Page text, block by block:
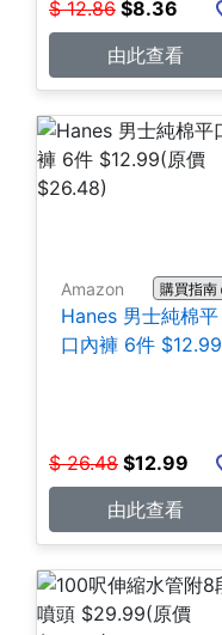
$ 12.86 $8.36
由此查看
Amazon 購買指南
Hanes 男士純棉平
口內褲 6件 $12.99
$ 26.48 $12.99
由此查看